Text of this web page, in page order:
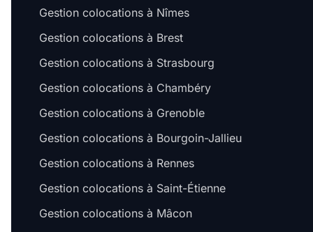
Gestion colocations à Nîmes
Gestion colocations à Brest
Gestion colocations à Strasbourg
Gestion colocations à Chambéry
Gestion colocations à Grenoble
Gestion colocations à Bourgoin-Jallieu
Gestion colocations à Rennes
Gestion colocations à Saint-Étienne
Gestion colocations à Mâcon